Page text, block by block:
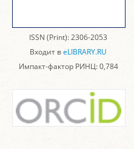
ISSN (Print): 2306-2053
Входит вeLIBRARY.RU
Импакт-фактор РИНЦ: 0,784